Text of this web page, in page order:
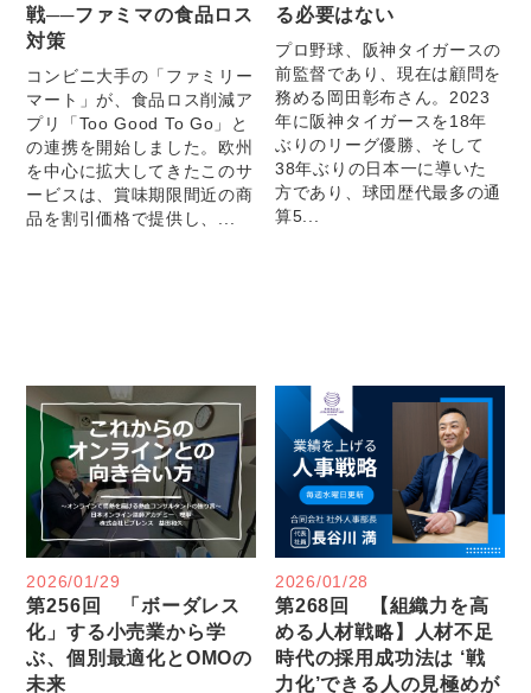
戦──ファミマの食品ロス
対策
コンビニ大手の「ファミリー
マート」が、食品ロス削減ア
プリ「Too Good To Go」と
の連携を開始しました。欧州
を中心に拡大してきたこのサ
ービスは、賞味期限間近の商
品を割引価格で提供し、...
る必要はない
プロ野球、阪神タイガースの
前監督であり、現在は顧問を
務める岡田彰布さん。2023
年に阪神タイガースを18年
ぶりのリーグ優勝、そして
38年ぶりの日本一に導いた
方であり、球団歴代最多の通
算5...
2026/01/29
第256回 「ボーダレス
化」する小売業から学
ぶ、個別最適化とOMOの
未来
2026/01/28
第268回 【組織力を高
める人材戦略】人材不足
時代の採用成功法は ‘戦
力化’できる人の見極めが